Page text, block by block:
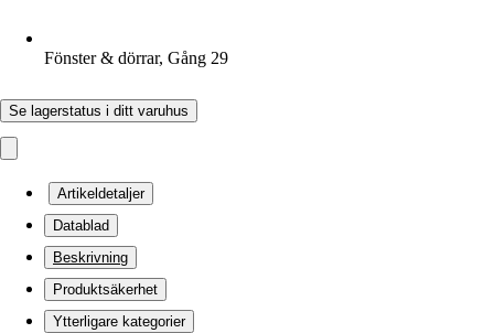
Fönster & dörrar, Gång 29
Se lagerstatus i ditt varuhus
Artikeldetaljer
Datablad
Beskrivning
Produktsäkerhet
Ytterligare kategorier